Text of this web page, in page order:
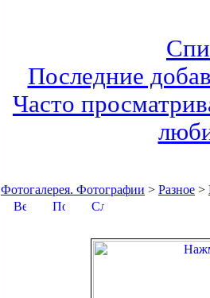
Последние
Часто
Фотогалерея. Фотографии > Разное >